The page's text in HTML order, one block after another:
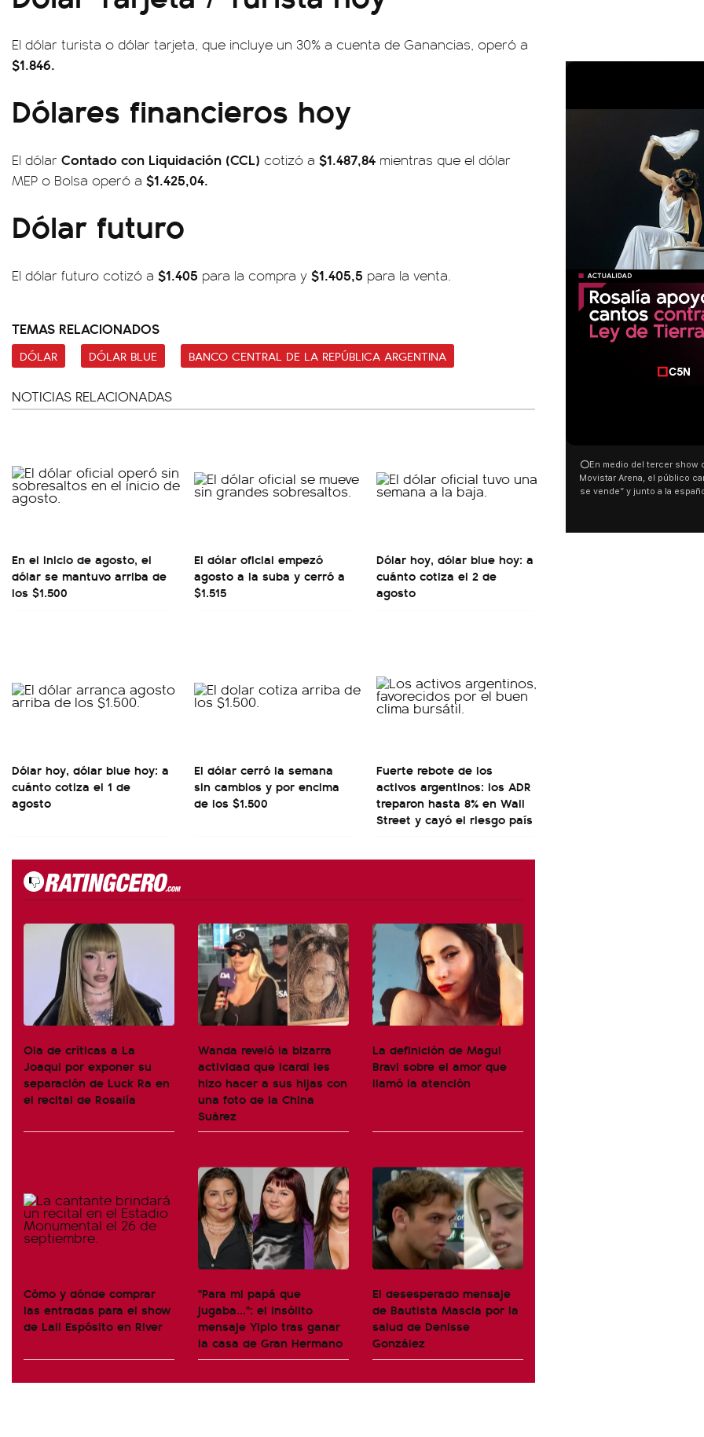
El dólar turista o dólar tarjeta, que incluye un 30% a cuenta de Ganancias, operó a
$1.846.
Dólares financieros hoy
El dólar Contado con Liquidación (CCL) cotizó a $1.487,84 mientras que el dólar
MEP o Bolsa operó a $1.425,04.
Dólar futuro
El dólar futuro cotizó a $1.405 para la compra y $1.405,5 para la venta.
TEMAS RELACIONADOS
DÓLAR DÓLAR BLUE BANCO CENTRAL DE LA REPÚBLICA ARGENTINA
NOTICIAS RELACIONADAS
En el inicio de agosto, el
dólar se mantuvo arriba de
los $1.500
El dólar oficial empezó
agosto a la suba y cerró a
$1.515
Dólar hoy, dólar blue hoy: a
cuánto cotiza el 2 de
agosto
Dólar hoy, dólar blue hoy: a
cuánto cotiza el 1 de
agosto
El dólar cerró la semana
sin cambios y por encima
de los $1.500
Fuerte rebote de los
activos argentinos: los ADR
treparon hasta 8% en Wall
Street y cayó el riesgo país
Ola de críticas a La
Joaqui por exponer su
separación de Luck Ra en
el recital de Rosalía
Wanda reveló la bizarra
actividad que Icardi les
hizo hacer a sus hijas con
una foto de la China
Suárez
La definición de Magui
Bravi sobre el amor que
llamó la atención
Cómo y dónde comprar
las entradas para el show
de Lali Espósito en River
"Para mi papá que
jugaba...": el insólito
mensaje Yipio tras ganar
la casa de Gran Hermano
El desesperado mensaje
de Bautista Mascia por la
salud de Denisse
González
Movistar Arena, el público cantó “la patria no
se vende” y junto a la española. El momento
Con una proyección frente
distintas organizaciones y
manifestaron su rechazo al
pudo ver cómo convocaron
este 6 de agosto con una